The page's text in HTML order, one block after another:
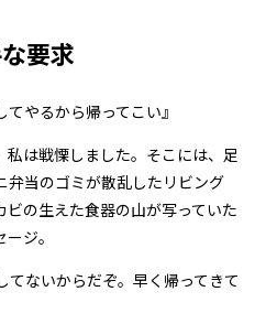
要求
てやるから帰ってこい』
は戦慄しました。そこには、足
弁当のゴミが散乱したリビング
ビの生えた食器の山が写っていた
ジ。
てないからだぞ。早く帰ってきて